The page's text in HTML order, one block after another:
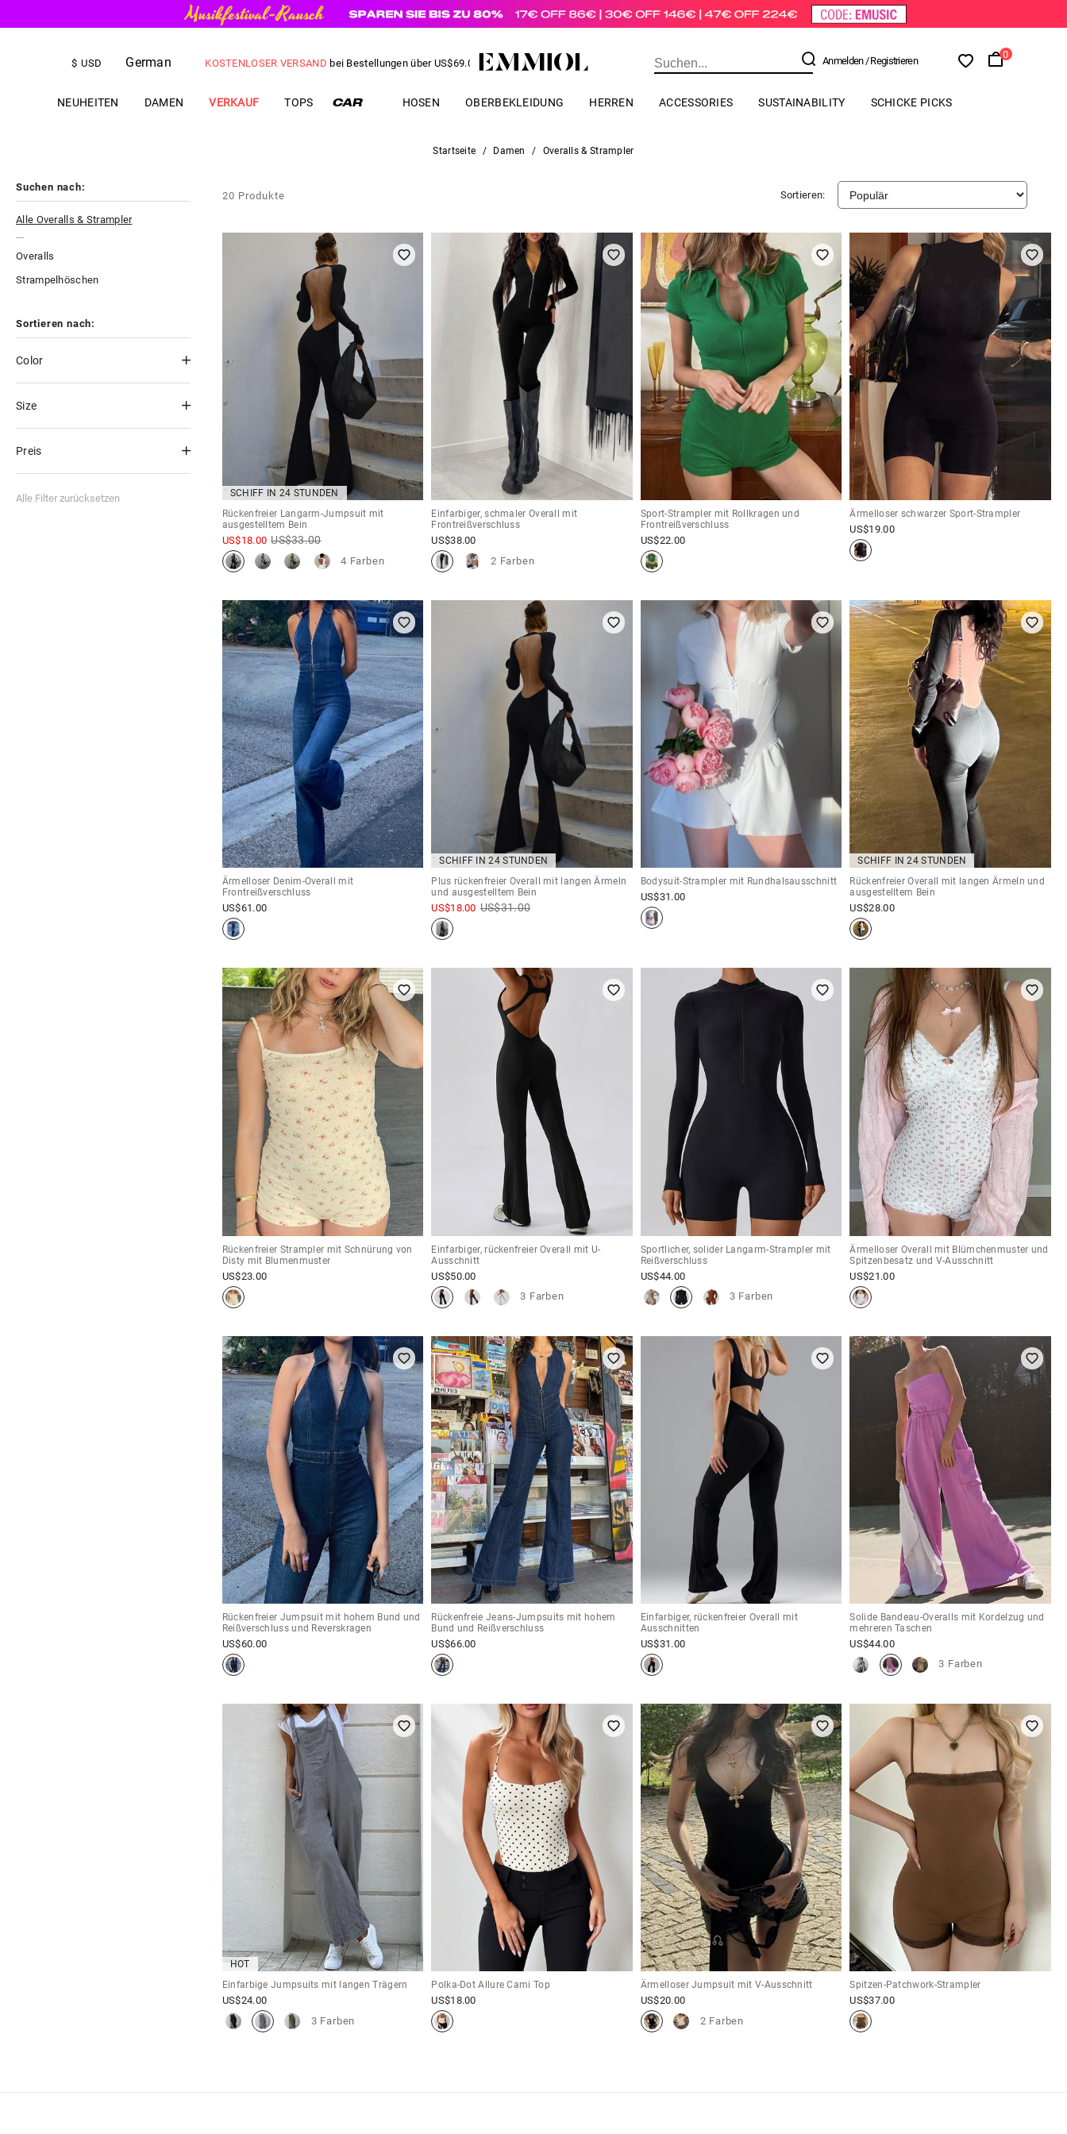
$ USD German KOSTENLOSER VERSAND bei Bestellungen über US$69.00
Anmelden/ Registrieren
0
NEUHEITEN DAMEN VERKAUF TOPS HOSEN OBERBEKLEIDUNG HERREN ACCESSORIES SUSTAINABILITY SCHICKE PICKS
Startseite / Damen / Overalls & Strampler
20 Produkte
Suchen nach:
Alle Overalls & Strampler
Overalls
Strampelhöschen
Sortieren nach:
Color
Size
Preis
Alle Filter zurücksetzen
Sortieren:
SCHIFF IN 24 STUNDEN
Rückenfreier Langarm-Jumpsuit mit
ausgestelltem Bein
US$18.00 US$33.00
4 Farben
Einfarbiger, schmaler Overall mit
Frontreißverschluss
US$38.00
2 Farben
Sport-Strampler mit Rollkragen und
Frontreißverschluss
US$22.00
Ärmelloser schwarzer Sport-Strampler
US$19.00
Ärmelloser Denim-Overall mit
Frontreißverschluss
US$61.00
SCHIFF IN 24 STUNDEN
Plus rückenfreier Overall mit langen Ärmeln
und ausgestelltem Bein
US$18.00 US$31.00
Bodysuit-Strampler mit Rundhalsausschnitt
US$31.00
SCHIFF IN 24 STUNDEN
Rückenfreier Overall mit langen Ärmeln und
ausgestelltem Bein
US$28.00
Rückenfreier Strampler mit Schnürung von
Disty mit Blumenmuster
US$23.00
Einfarbiger, rückenfreier Overall mit U-
Ausschnitt
US$50.00
3 Farben
Sportlicher, solider Langarm-Strampler mit
Reißverschluss
US$44.00
3 Farben
Ärmelloser Overall mit Blümchenmuster und
Spitzenbesatz und V-Ausschnitt
US$21.00
Rückenfreier Jumpsuit mit hohem Bund und
Reißverschluss und Reverskragen
US$60.00
Rückenfreie Jeans-Jumpsuits mit hohem
Bund und Reißverschluss
US$66.00
Einfarbiger, rückenfreier Overall mit
Ausschnitten
US$31.00
Solide Bandeau-Overalls mit Kordelzug und
mehreren Taschen
US$44.00
3 Farben
HOT
Einfarbige Jumpsuits mit langen Trägern
US$24.00
3 Farben
Polka-Dot Allure Cami Top
US$18.00
Ärmelloser Jumpsuit mit V-Ausschnitt
US$20.00
2 Farben
Spitzen-Patchwork-Strampler
US$37.00